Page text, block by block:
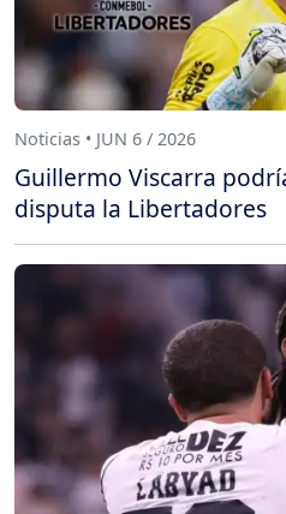
Noticias • JUN 6 / 2026
Guillermo Viscarra
disputa la Libertadores